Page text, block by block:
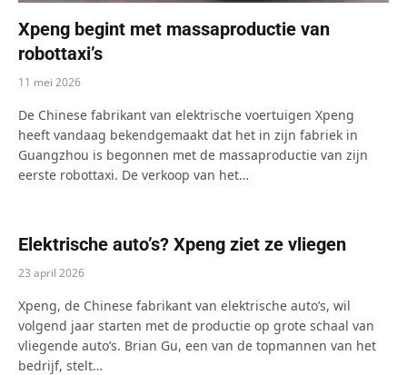
Xpeng begint met massaproductie van
robottaxi’s
11 mei 2026
De Chinese fabrikant van elektrische voertuigen Xpeng
heeft vandaag bekendgemaakt dat het in zijn fabriek in
Guangzhou is begonnen met de massaproductie van zijn
eerste robottaxi. De verkoop van het…
Elektrische auto’s? Xpeng ziet ze vliegen
23 april 2026
Xpeng, de Chinese fabrikant van elektrische auto’s, wil
volgend jaar starten met de productie op grote schaal van
vliegende auto’s. Brian Gu, een van de topmannen van het
bedrijf, stelt…